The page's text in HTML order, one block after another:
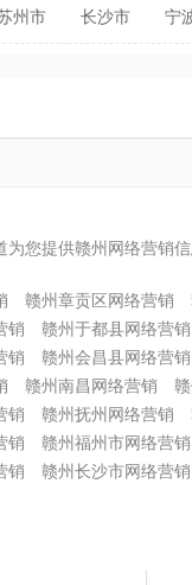
州市 长沙市 宁
为您提供赣州网络营销
赣州章贡区网络营销
销
赣州于都县网络营销
销
赣州会昌县网络营销
赣州南昌网络营销
销
赣州抚州网络营销
销
赣州福州市网络营销
销
赣州长沙市网络营销